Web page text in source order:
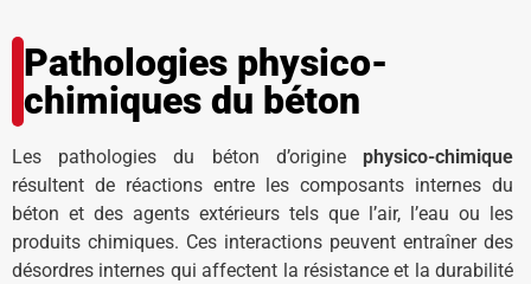
Pathologies physico-
chimiques du béton
Les pathologies du béton d’origine physico-chimique
résultent de réactions entre les composants internes du
béton et des agents extérieurs tels que l’air, l’eau ou les
produits chimiques. Ces interactions peuvent entraîner des
désordres internes qui affectent la résistance et la durabilité